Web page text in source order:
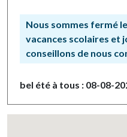
Nous sommes fermé
vacances scolaires et
conseillons de nous
bel été à tous : 08-08-